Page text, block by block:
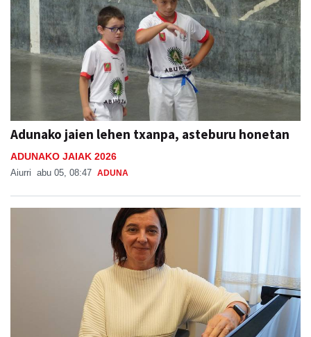
Adunako jaien lehen txanpa, asteburu honetan
ADUNAKO JAIAK 2026
Aiurri abu 05, 08:47 ADUNA